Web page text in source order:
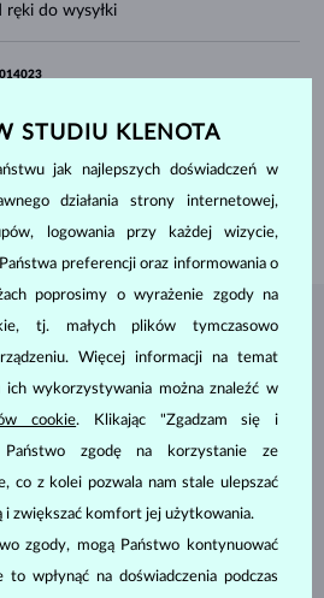
ręki do wysyłki
14 kt 585/1000
g
ATELIER KLENOTA
STUDIU KLENOTA
jak najlepszych doświadczeń w
działania strony internetowej,
logowania przy każdej wizycie,
preferencji oraz informowania o
poprosimy o wyrażenie zgody na
tj. małych plików tymczasowo
Więcej informacji na temat
wykorzystywania można znaleźć w
cookie. Klikając "Zgadzam się i
Państwo zgodę na korzystanie ze
co z kolei pozwala nam stale ulepszać
i zwiększać komfort jej użytkowania.
zgody, mogą Państwo kontynuować
to wpłynąć na doświadczenia podczas